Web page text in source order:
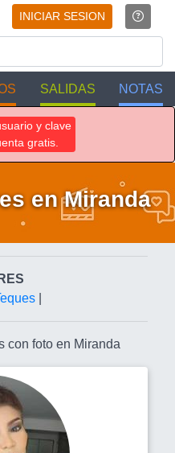
INICIAR SESION
SALIDAS NOTAS
y clave
gratis.
en Miranda
con foto en Miranda